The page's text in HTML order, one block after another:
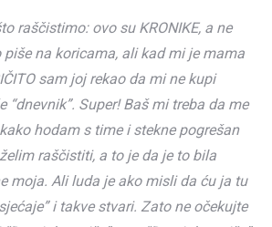
raščistimo: ovo su KRONIKE, a ne
na koricama, ali kad mi je mama
sam joj rekao da mi ne kupi
“dnevnik”. Super! Baš mi treba da me
hodam s time i stekne pogrešan
raščistiti, a to je da je to bila
moja. Ali luda je ako misli da ću ja tu
i takve stvari. Zato ne očekujte